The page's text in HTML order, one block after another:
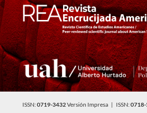
ISSN:0719-3432Versión Impresa | ISSN: